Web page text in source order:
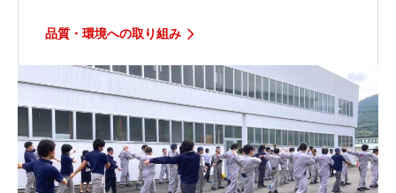
品質・環境への取り組み